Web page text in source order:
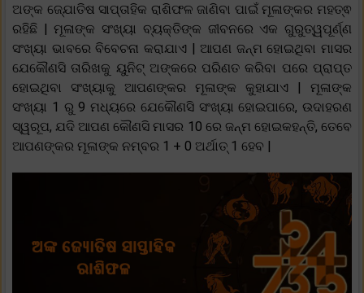
ଅଙ୍କ ଜ୍ଯୋତିଷ ସାପ୍ତାହିକ ରାଶିଫଳ ଜାଣିବା ପାଇଁ ମୂଳାଙ୍କର ମହତ୍ଵ
ରହିଛି | ମୂଳାଙ୍କ ସଂଖ୍ୟା ବ୍ୟକ୍ତିଙ୍କ ଜୀବନରେ ଏକ ଗୁରୁତ୍ୱପୂର୍ଣ୍ଣ
ସଂଖ୍ୟା ଭାବରେ ବିବେଚନା କରାଯାଏ | ଆପଣ ଜନ୍ମ ହୋଇଥିବା ମାସର
ଯେକୌଣସି ତାରିଖକୁ ୟୁନିଟ୍ ଅଙ୍କରେ ପରିଣତ କରିବା ପରେ ପ୍ରାପ୍ତ
ହୋଇଥିବା ସଂଖ୍ୟାକୁ ଆପଣଙ୍କର ମୂଳାଙ୍କ କୁହାଯାଏ | ମୂଳାଙ୍କ
ସଂଖ୍ୟା 1 ରୁ 9 ମଧ୍ୟରେ ଯେକୌଣସି ସଂଖ୍ୟା ହୋଇପାରେ, ଉଦାହରଣ
ସ୍ୱରୂପ, ଯଦି ଆପଣ କୌଣସି ମାସର 10 ରେ ଜନ୍ମ ହୋଇକହନ୍ତି, ତେବେ
ଆପଣଙ୍କର ମୂଳାଙ୍କ ନମ୍ବର 1 + 0 ଅର୍ଥାତ୍ 1 ହେବ |